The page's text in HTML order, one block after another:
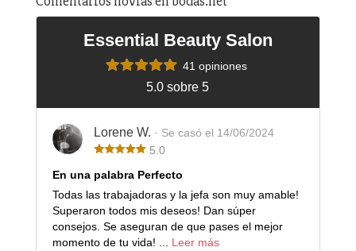
Essential Beauty Salon
41 opiniones
5.0 sobre 5
Lorene W. · Se casó el 14/06/2024
5.0
En una palabra Perfecto
Todas las trabajadoras y la jefa son muy amable!
Superaron todos mis deseos! Dan súper
consejos. Se aseguran de que pases el mejor
momento de tu vida! ... Leer más